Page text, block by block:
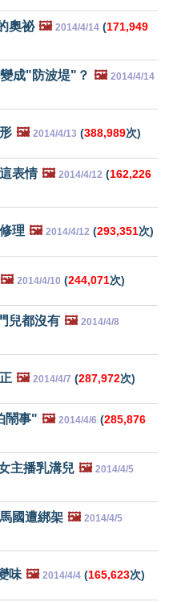
奧祕 🖼️ 2014/4/14 (171,949
成"防波堤"？ 🖼️ 2014/4/14
🖼️ 2014/4/13 (388,989次)
表情 🖼️ 2014/4/12 (162,226
理 🖼️ 2014/4/12 (293,351次)
🖼️ 2014/4/10 (244,071次)
兒都沒有 🖼️ 2014/4/8
🖼️ 2014/4/7 (287,972次)
鬧事" 🖼️ 2014/4/6 (285,876
主播乳溝兒 🖼️ 2014/4/5
國遭綁架 🖼️ 2014/4/5
味 🖼️ 2014/4/4 (165,623次)